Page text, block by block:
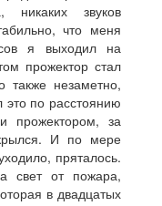
звуков
что меня
я выходил на
прожектор стал
также незаметно,
это по расстоянию
прожектором, за
И по мере
пряталось.
свет от пожара,
в двадцатых